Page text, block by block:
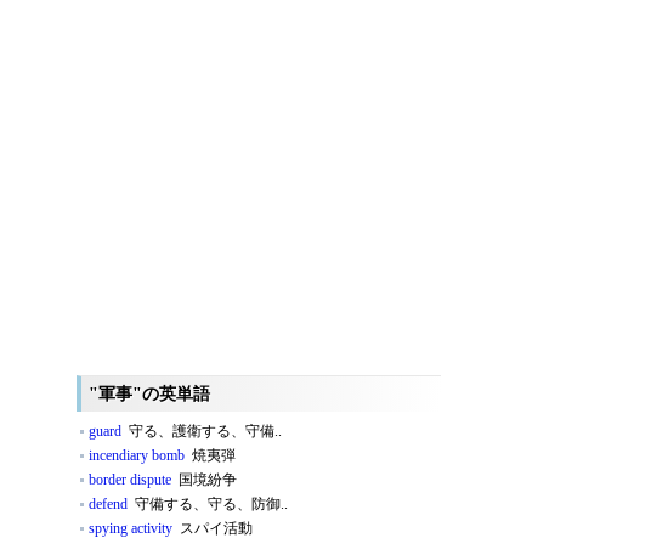
"軍事"の英単語
guard 守る、護衛する、守備..
incendiary bomb 焼夷弾
border dispute 国境紛争
defend 守備する、守る、防御..
spying activity スパイ活動